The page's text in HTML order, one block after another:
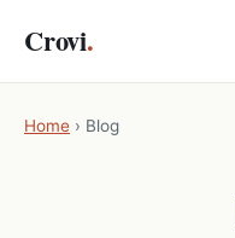
Crovi.
Home › Blog